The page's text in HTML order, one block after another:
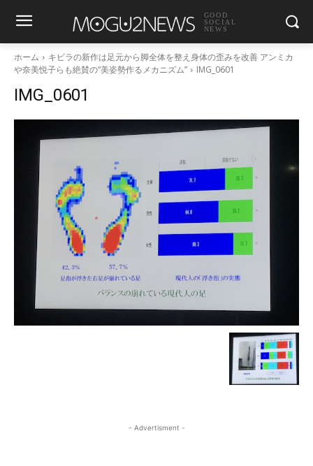
GOOD
SOCIAL
NEWS
ホーム
キビラの新作は足元から脚全体を整え身体の歪みを改善 アンミカ
や奈美悦子らも絶賛の“美姿勢作るメカニズム”
IMG_0601
IMG_0601
- Advertisment -